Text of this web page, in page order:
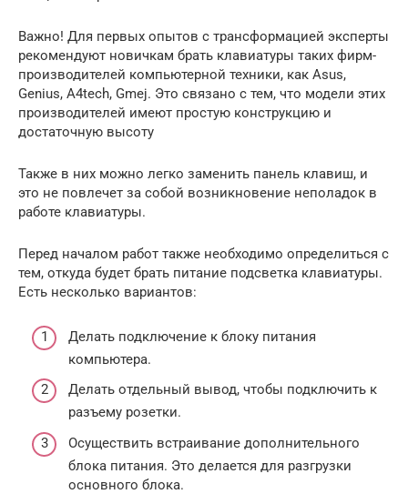
Важно! Для первых опытов с трансформацией эксперты
рекомендуют новичкам брать клавиатуры таких фирм-
производителей компьютерной техники, как Asus,
Genius, A4tech, Gmej. Это связано с тем, что модели этих
производителей имеют простую конструкцию и
достаточную высоту
Также в них можно легко заменить панель клавиш, и
это не повлечет за собой возникновение неполадок в
работе клавиатуры.
Перед началом работ также необходимо определиться с
тем, откуда будет брать питание подсветка клавиатуры.
Есть несколько вариантов:
Делать подключение к блоку питания
компьютера.
Делать отдельный вывод, чтобы подключить к
разъему розетки.
Осуществить встраивание дополнительного
блока питания. Это делается для разгрузки
основного блока.